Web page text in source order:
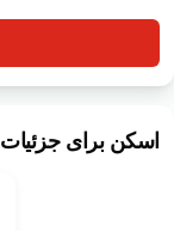
اسکن برای جزئیات